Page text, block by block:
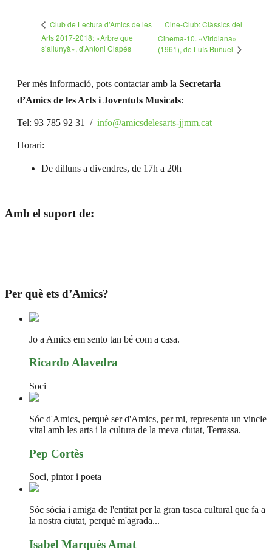
Club de Lectura d’Amics de les
Arts 2017-2018: «Arbre que
s’allunyà», d’Antoni Clapés
Cine-Club: Clàssics del
Cinema-10. «Viridiana»
(1961), de Luís Buñuel
Per més informació, pots contactar amb la Secretaria
d’Amics de les Arts i Joventuts Musicals:
Tel: 93 785 92 31 / info@amicsdelesarts-jjmm.cat
Horari:
De dilluns a divendres, de 17h a 20h
Amb el suport de:
Per què ets d’Amics?
Jo a Amics em sento tan bé com a casa.
Ricardo Alavedra
Soci
Sóc d'Amics, perquè ser d'Amics, per mi, representa un vincle
vital amb les arts i la cultura de la meva ciutat, Terrassa.
Pep Cortès
Soci, pintor i poeta
Sóc sòcia i amiga de l'entitat per la gran tasca cultural que fa a
la nostra ciutat, perquè m'agrada...
Isabel Marquès Amat